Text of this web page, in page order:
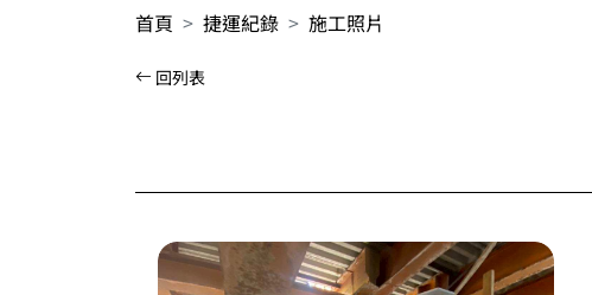
首頁
捷運紀錄
施工照片
回列表
放大照片 施工位置：CQ850／施工項目：頂版封頭模